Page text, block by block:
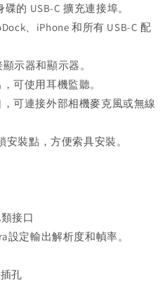
的 USB-C 擴充連接埠。
、iPhone 和所有 USB-C 配
示器和顯示器。
可使用耳機監聽。
可連接外部相機麥克風或無線
裝點，方便索具安裝。
接口
設定輸出解析度和幀率。
孔